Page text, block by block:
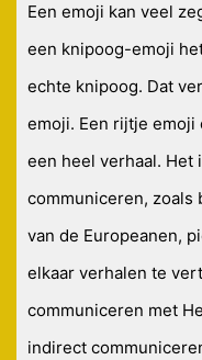
Een emoji kan veel
een knipoog-emoji
echte knipoog. Dat
emoji. Een rijtje
een heel verhaal. Het
communiceren, zoals
van de Europeanen,
elkaar verhalen te
communiceren met
indirect